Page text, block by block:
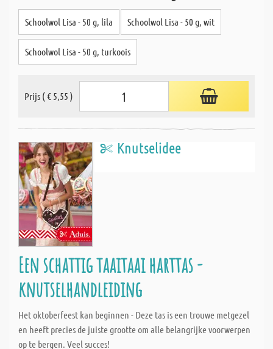
Schoolwol Lisa - 50 g, lila Schoolwol Lisa - 50 g, wit
Schoolwol Lisa - 50 g, turkoois
Prijs ( € 5,55 )
Knutselidee
Een schattig taaitaai harttas -
knutselhandleiding
Het oktoberfeest kan beginnen - Deze tas is een trouwe metgezel
en heeft precies de juiste grootte om alle belangrijke voorwerpen
op te bergen. Veel succes!